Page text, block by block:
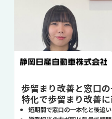
歩留まり改善と窓口
特化で歩留まり改善
短期間で窓口の一本化と後追